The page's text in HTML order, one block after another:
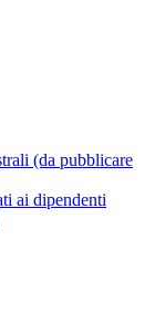
(da pubblicare
ai dipendenti